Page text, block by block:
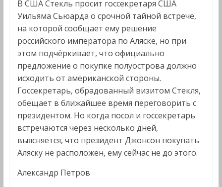
В США Стекль просит госсекретаря США
Уильяма Сьюарда о срочной тайной встрече,
на которой сообщает ему решение
российского императора по Аляске, но при
этом подчёркивает, что официально
предложение о покупке полуострова должно
исходить от американской стороны.
Госсекретарь, обрадованный визитом Стекля,
обещает в ближайшее время переговорить с
президентом. Но когда посол и госсекретарь
встречаются через несколько дней,
выясняется, что президент Джонсон покупать
Аляску не расположен, ему сейчас не до этого.
Александр Петров